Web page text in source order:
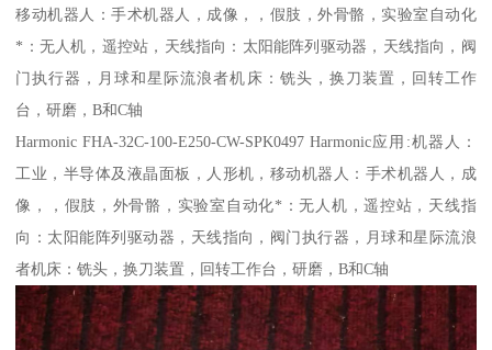
移动机器人：手术机器人，成像，，假肢，外骨骼，实验室自动化
*：无人机，遥控站，天线指向：太阳能阵列驱动器，天线指向，阀
门执行器，月球和星际流浪者机床：铣头，换刀装置，回转工作
台，研磨，B和C轴
Harmonic FHA-32C-100-E250-CW-SPK0497 Harmonic应用:机器人：
工业，半导体及液晶面板，人形机，移动机器人：手术机器人，成
像，，假肢，外骨骼，实验室自动化*：无人机，遥控站，天线指
向：太阳能阵列驱动器，天线指向，阀门执行器，月球和星际流浪
者机床：铣头，换刀装置，回转工作台，研磨，B和C轴